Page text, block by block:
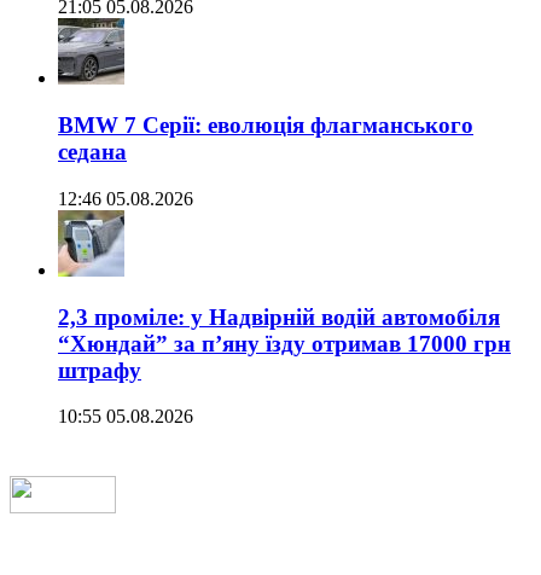
21:05 05.08.2026
BMW 7 Серії: еволюція флагманського
седана
12:46 05.08.2026
2,3 проміле: у Надвірній водій автомобіля
“Хюндай” за п’яну їзду отримав 17000 грн
штрафу
10:55 05.08.2026